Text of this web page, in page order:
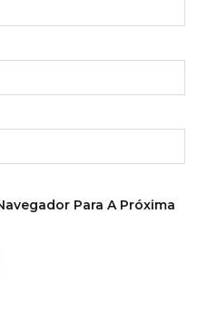
Para A Próxima